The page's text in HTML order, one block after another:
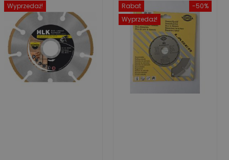
Wyprzedaż! -50%
Rabat
Wyprzedaż!